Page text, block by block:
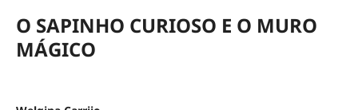
O SAPINHO CURIOSO E O MURO
MÁGICO